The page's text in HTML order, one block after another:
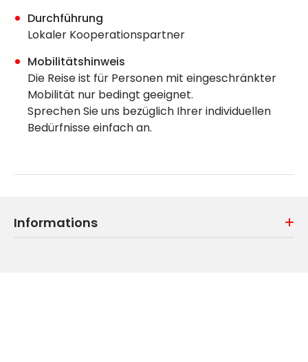
Durchführung
Lokaler Kooperationspartner
Mobilitätshinweis
Die Reise ist für Personen mit eingeschränkter
Mobilität nur bedingt geeignet.
Sprechen Sie uns bezüglich Ihrer individuellen
Bedürfnisse einfach an.
Informations